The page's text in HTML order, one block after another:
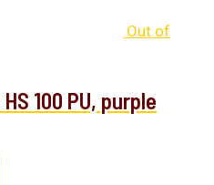
Out of
100 PU, purple